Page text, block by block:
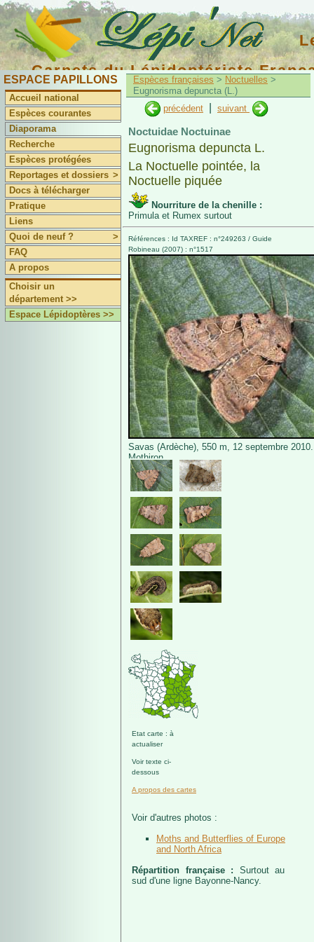
Carnets du Lépidoptériste
ESPACE PAPILLONS
Accueil national
Espèces courantes
Diaporama
Recherche
Espèces protégées
Reportages et dossiers >
Docs à télécharger
Pratique
Liens
Quoi de neuf ?
>
FAQ
A propos
Choisir un
département >>
Espace Lépidoptères >>
Espèces françaises > Noctuelles >
Eugnorisma depuncta (L.)
précédent
suivant
Noctuidae Noctuinae
Eugnorisma depuncta L.
La Noctuelle pointée, la
Noctuelle piquée
Nourriture de la chenille :
Primula et Rumex surtout
Références : Id TAXREF : n°249263 / Guide
Robineau (2007) : n°1517
Savas (Ardèche), 550 m, 12 septembre
Mothiron.
Etat carte : à
actualiser
Voir texte ci-
dessous
A propos des cartes
Voir d'autres photos :
Moths and Butterflies of Europe
and North Africa
Répartition française : Surtout au
sud d'une ligne Bayonne-Nancy.